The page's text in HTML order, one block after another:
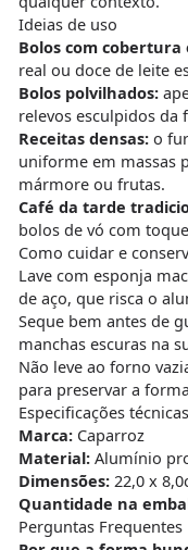
Ideias de uso
Bolos com cobertura
real ou doce de leite
Bolos polvilhados:
relevos esculpidos da
Receitas densas:o
uniforme em massas
mármore ou frutas.
Café da tarde
bolos de vó com
Como cuidar e
Lave com esponja
de aço, que risca o
Seque bem antes de
manchas escuras na
Não leve ao forno
para preservar a
Especificações técnicas
Marca:Caparroz
Material:Alumínio
Dimensões:22,0 x
Quantidade na
Perguntas Frequentes